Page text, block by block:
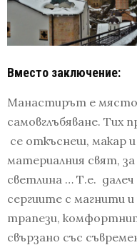
Вместо заключение:
Манастирът е място
самовглъбяване. Тих
се откъснеш, макар
материалния свят,
светлина … Т.е.
сергиите с магнити
трапези,
свързано със